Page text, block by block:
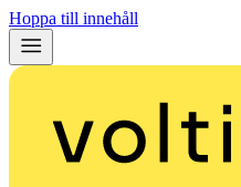
Hoppa till innehåll